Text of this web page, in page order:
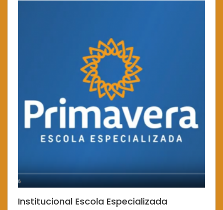
Institucional Escola Especializada